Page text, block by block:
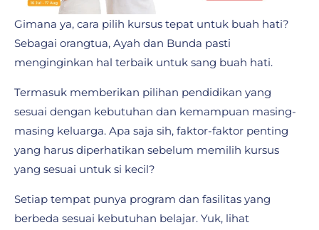
Gimana ya, cara pilih kursus tepat untuk buah hati?
Sebagai orangtua, Ayah dan Bunda pasti
menginginkan hal terbaik untuk sang buah hati.
Termasuk memberikan pilihan pendidikan yang
sesuai dengan kebutuhan dan kemampuan masing-
masing keluarga. Apa saja sih, faktor-faktor penting
yang harus diperhatikan sebelum memilih kursus
yang sesuai untuk si kecil?
Setiap tempat punya program dan fasilitas yang
berbeda sesuai kebutuhan belajar. Yuk, lihat